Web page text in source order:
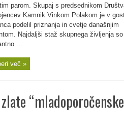
parom. Skupaj s predsednikom
Kamnik Vinkom Polakom je v
podelil priznanja in cvetje današnjim
Najdaljši staž skupnega življenja
...
več »